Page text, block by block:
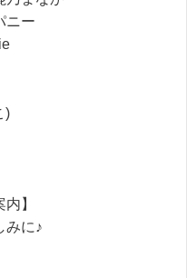
ニー
)
】
みに♪